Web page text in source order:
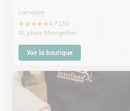
Lamastre
★★★★★4.7 (20)
10, place Montgolfier
Voir la boutique